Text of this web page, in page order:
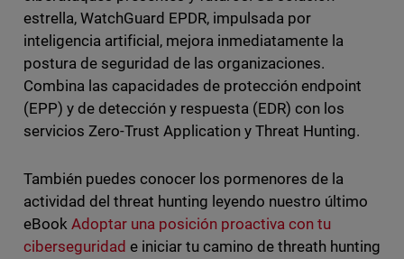
estrella, WatchGuard EPDR, impulsada por
inteligencia artificial, mejora inmediatamente la
postura de seguridad de las organizaciones.
Combina las capacidades de protección endpoint
(EPP) y de detección y respuesta (EDR) con los
servicios Zero-Trust Application y Threat Hunting.
También puedes conocer los pormenores de la
actividad del threat hunting leyendo nuestro último
eBook Adoptar una posición proactiva con tu
ciberseguridad e iniciar tu camino de threath hunting